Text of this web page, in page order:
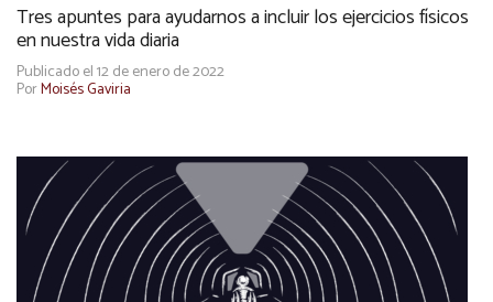
Tres apuntes para ayudarnos a incluir los ejercicios físicos
en nuestra vida diaria
Publicado el 12 de enero de 2022
PorMoisés Gaviria